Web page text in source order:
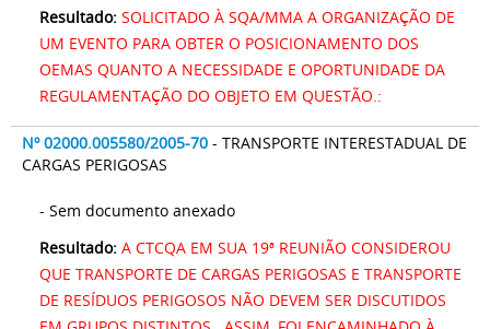
Resultado: SOLICITADO À SQA/MMA A ORGANIZAÇÃO DE
UM EVENTO PARA OBTER O POSICIONAMENTO DOS
OEMAS QUANTO A NECESSIDADE E OPORTUNIDADE DA
REGULAMENTAÇÃO DO OBJETO EM QUESTÃO.:
Nº 02000.005580/2005-70 - TRANSPORTE INTERESTADUAL DE
CARGAS PERIGOSAS
- Sem documento anexado
Resultado: A CTCQA EM SUA 19ª REUNIÃO CONSIDEROU
QUE TRANSPORTE DE CARGAS PERIGOSAS E TRANSPORTE
DE RESÍDUOS PERIGOSOS NÃO DEVEM SER DISCUTIDOS